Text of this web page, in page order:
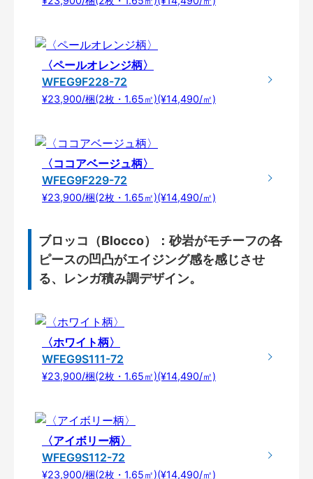
〈ペールオレンジ柄〉
WFEG9F228-72
¥23,900/梱(2枚・1.65㎡)(¥14,490/㎡)
〈ココアベージュ柄〉
WFEG9F229-72
¥23,900/梱(2枚・1.65㎡)(¥14,490/㎡)
ブロッコ（Blocco）：砂岩がモチーフの各
ピースの凹凸がエイジング感を感じさせ
る、レンガ積み調デザイン。
〈ホワイト柄〉
WFEG9S111-72
¥23,900/梱(2枚・1.65㎡)(¥14,490/㎡)
〈アイボリー柄〉
WFEG9S112-72
¥23,900/梱(2枚・1.65㎡)(¥14,490/㎡)